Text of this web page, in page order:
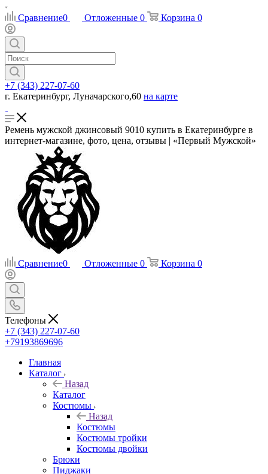
Сравнение0 Отложенные 0 Корзина 0
+7 (343) 227-07-60
г. Екатеринбург, Луначарского,60 на карте
Ремень мужской джинсовый 9010 купить в Екатеринбурге в
интернет-магазине, фото, цена, отзывы | «Первый Мужской»
Сравнение0 Отложенные 0 Корзина 0
Телефоны
+7 (343) 227-07-60
+79193869696
Главная
Каталог
Назад
Каталог
Костюмы
Назад
Костюмы
Костюмы тройки
Костюмы двойки
Брюки
Пиджаки